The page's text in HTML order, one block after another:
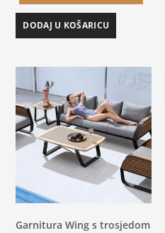
DODAJ U KOŠARICU
Garnitura Wing s trosjedom